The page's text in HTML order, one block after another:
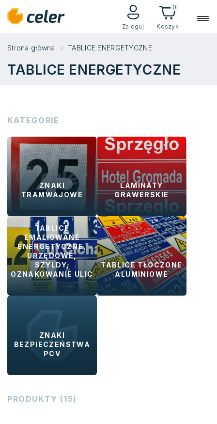
Zaloguj Koszyk
0
Strona główna TABLICE ENERGETYCZNE
TABLICE ENERGETYCZNE
KATEGORIE
ZNAKI
TRAMWAJOWE
LAMINATY
GRAWERSKIE
TABLICE
EMALIOWANE
ENERGETYCZNE,
URZĘDOWE,
SZYLDY,
OZNAKOWANIE ULIC
TABLICE TŁOCZONE
ALUMINIOWE
ZNAKI
BEZPIECZEŃSTWA
PCV
PRODUKTY (15)